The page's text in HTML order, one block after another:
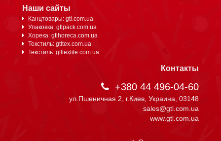
Наши сайты
Канцтовары: gtl.com.ua
Упаковка: gtlpack.com.ua
Хорека: gtlhoreca.com.ua
Текстиль: gtltex.com.ua
Текстиль: gtltextile.com.ua
Контакты
+380 44 496-04-60
ул.Пшеничная 2, г.Киев, Украина, 03148
sales@gtl.com.ua
www.gtl.com.ua